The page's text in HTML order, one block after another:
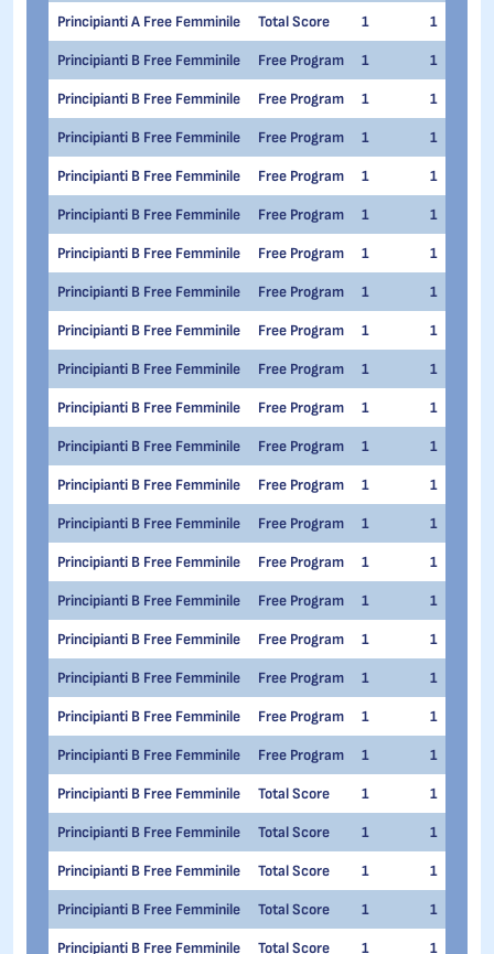
Principianti A Free Femminile Total Score 1 1
Principianti B Free Femminile Free Program 1 1
Principianti B Free Femminile Free Program 1 1
Principianti B Free Femminile Free Program 1 1
Principianti B Free Femminile Free Program 1 1
Principianti B Free Femminile Free Program 1 1
Principianti B Free Femminile Free Program 1 1
Principianti B Free Femminile Free Program 1 1
Principianti B Free Femminile Free Program 1 1
Principianti B Free Femminile Free Program 1 1
Principianti B Free Femminile Free Program 1 1
Principianti B Free Femminile Free Program 1 1
Principianti B Free Femminile Free Program 1 1
Principianti B Free Femminile Free Program 1 1
Principianti B Free Femminile Free Program 1 1
Principianti B Free Femminile Free Program 1 1
Principianti B Free Femminile Free Program 1 1
Principianti B Free Femminile Free Program 1 1
Principianti B Free Femminile Free Program 1 1
Principianti B Free Femminile Free Program 1 1
Principianti B Free Femminile Total Score 1 1
Principianti B Free Femminile Total Score 1 1
Principianti B Free Femminile Total Score 1 1
Principianti B Free Femminile Total Score 1 1
Principianti B Free Femminile Total Score 1 1